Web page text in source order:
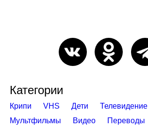
Категории
Крипи VHS Дети
Телевидение
Мультфильмы
Видео Переводы